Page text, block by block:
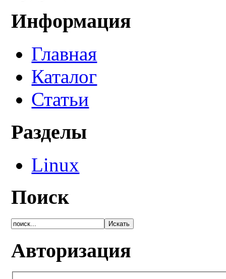
Информация
Главная
Каталог
Статьи
Разделы
Linux
Поиск
Авторизация